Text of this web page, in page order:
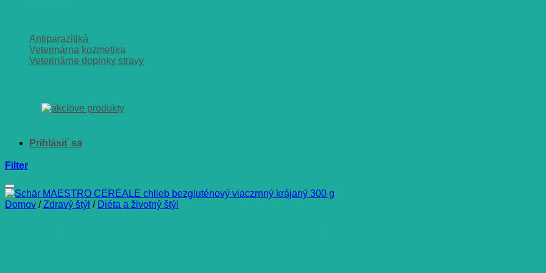
Antiparazitiká
Veterinárna kozmetika
Veterinárne doplnky stravy
Filter
Domov / Zdravý štýl / Diéta a životný štýl